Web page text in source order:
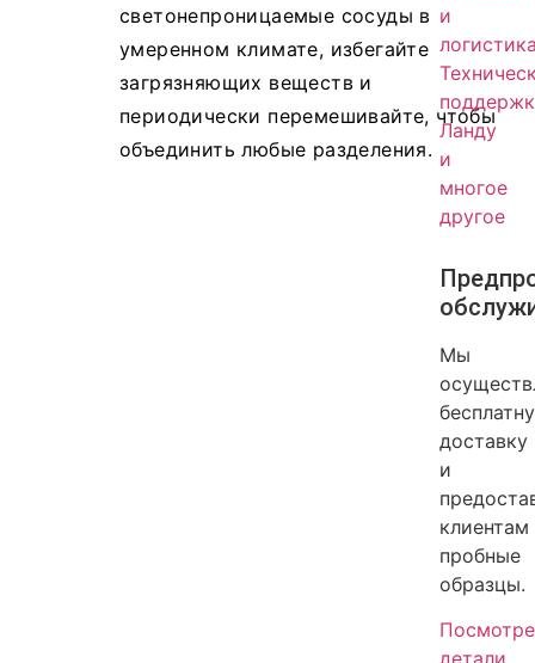
и
Ланду
и
многое
другое
Мы
доставку
и
клиентам
пробные
образцы.
светонепроницаемые сосуды в
умеренном климате, избегайте
загрязняющих веществ и
периодически перемешивайте, чтобы
объединить любые разделения.